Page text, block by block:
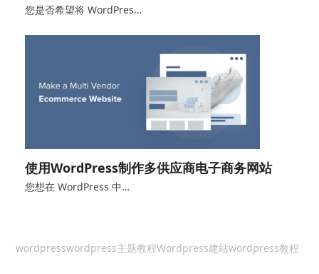
您是否希望将 WordPres…
使用WordPress制作多供应商电子商务网站
您想在 WordPress 中…
wordpresswordpress主题教程Wordpress建站wordpress教程